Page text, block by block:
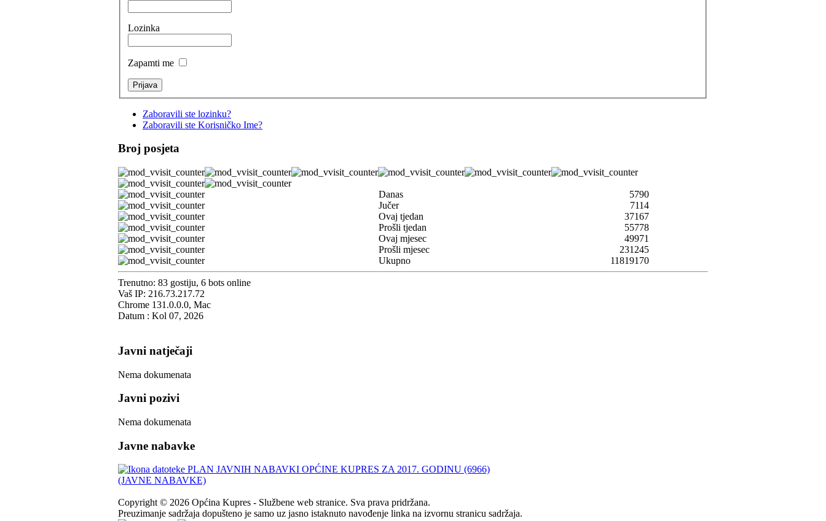
Lozinka
Zapamti me
Zaboravili ste lozinku?
Zaboravili ste Korisničko Ime?
Broj posjeta
Danas
5790
Jučer
7114
Ovaj tjedan
37167
Prošli tjedan
55778
Ovaj mjesec
49971
Prošli mjesec
231245
Ukupno
11819170
Trenutno: 83 gostiju, 6 bots online
Vaš IP: 216.73.217.72
Chrome 131.0.0.0, Mac
Datum : Kol 07, 2026
Javni natječaji
Nema dokumenata
Javni pozivi
Nema dokumenata
Javne nabavke
PLAN JAVNIH NABAVKI OPĆINE KUPRES ZA 2017. GODINU (6966)
(JAVNE NABAVKE)
Copyright © 2026 Općina Kupres - Službene web stranice. Sva prava pridržana.
Preuzimanje sadržaja dopušteno je samo uz jasno istaknuto navođenje linka na izvornu stranicu sadržaja.